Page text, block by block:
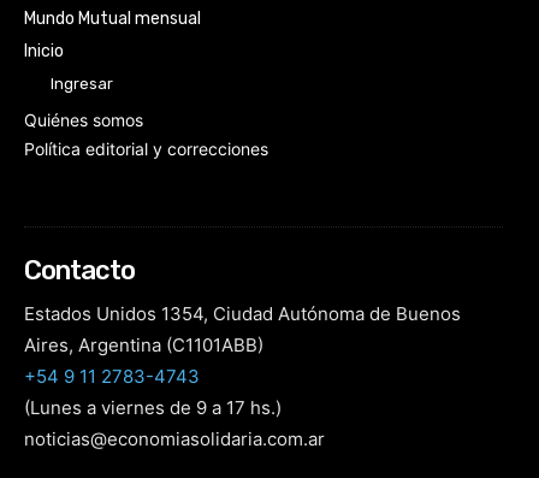
Mundo Mutual mensual
Inicio
Ingresar
Quiénes somos
Política editorial y correcciones
Contacto
Estados Unidos 1354, Ciudad Autónoma de Buenos
Aires, Argentina (C1101ABB)
+54 9 11 2783-4743
(Lunes a viernes de 9 a 17 hs.)
noticias@economiasolidaria.com.ar